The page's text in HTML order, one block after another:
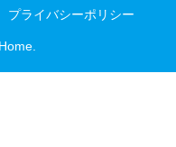
プライバシーポリシー